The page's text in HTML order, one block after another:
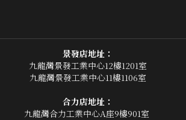
景發店地址：
九龍灣景發工業中心12樓1201室
九龍灣景發工業中心11樓1106室
合力店地址：
九龍灣合力工業中心A座9樓901室